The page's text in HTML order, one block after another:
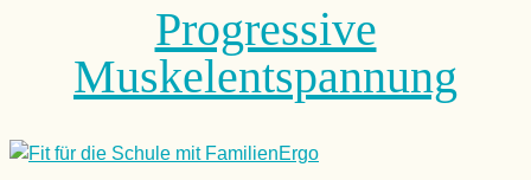
Progressive
Muskelentspannung